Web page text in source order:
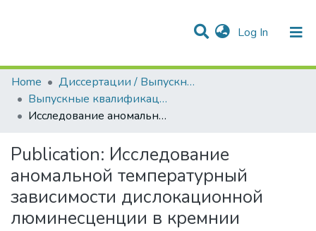
Log In (current)
Communities & Collections
Statistics
All of DSpace
Home
Диссертации / Выпускные квалификационные работы
Выпускные квалификационные работы
Исследование аномальной температурный зависимости дислокационной люминесценции в кремнии
Publication: Исследование
аномальной температурный
зависимости дислокационной
люминесценции в кремнии